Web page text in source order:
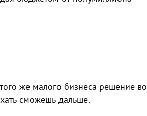
же малого бизнеса решение во
сможешь дальше.